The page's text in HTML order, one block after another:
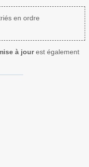
en ordre
à jourest également